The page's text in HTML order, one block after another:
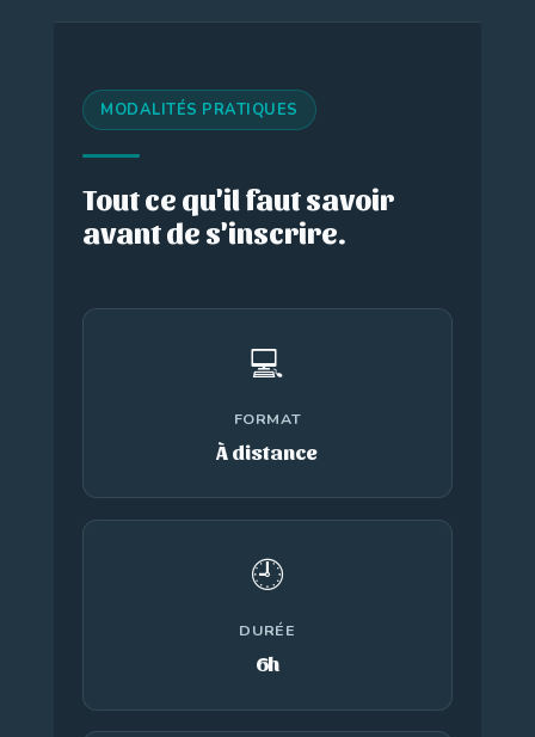
MODALITÉS PRATIQUES
Tout ce qu'il faut savoir
avant de s'inscrire.
💻
FORMAT
À distance
🕘
DURÉE
6h